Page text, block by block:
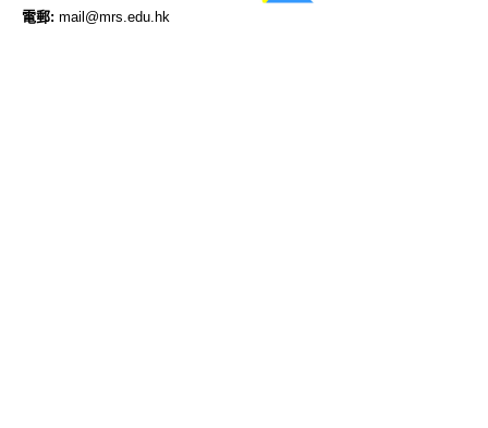
電郵: mail@mrs.edu.hk